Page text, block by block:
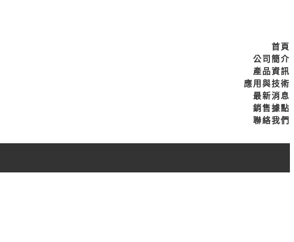
首頁
公司簡介
產品資訊
應用與技術
最新消息
銷售據點
聯絡我們